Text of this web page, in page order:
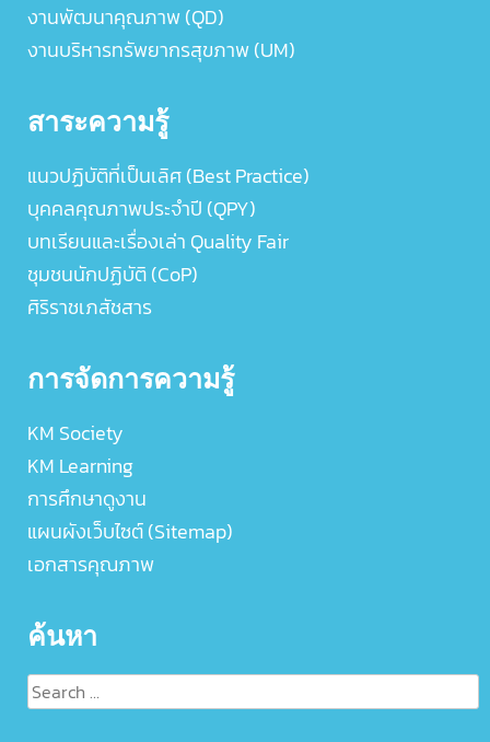
งานพัฒนาคุณภาพ (QD)
งานบริหารทรัพยากรสุขภาพ (UM)
สาระความรู้
แนวปฏิบัติที่เป็นเลิศ (Best Practice)
บุคคลคุณภาพประจำปี (QPY)
บทเรียนและเรื่องเล่า Quality Fair
ชุมชนนักปฏิบัติ (CoP)
ศิริราชเภสัชสาร
การจัดการความรู้
KM Society
KM Learning
การศึกษาดูงาน
แผนผังเว็บไซต์ (Sitemap)
เอกสารคุณภาพ
ค้นหา
Search
for: